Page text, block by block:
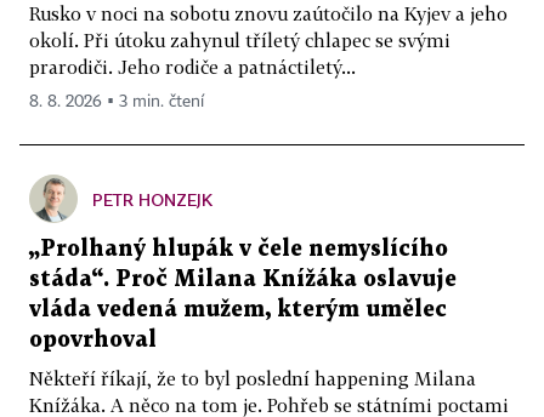
Rusko v noci na sobotu znovu zaútočilo na Kyjev a jeho
okolí. Při útoku zahynul tříletý chlapec se svými
prarodiči. Jeho rodiče a patnáctiletý...
8. 8. 2026 ▪ 3 min. čtení
PETR HONZEJK
„Prolhaný hlupák v čele nemyslícího
stáda“. Proč Milana Knížáka oslavuje
vláda vedená mužem, kterým umělec
opovrhoval
Někteří říkají, že to byl poslední happening Milana
Knížáka. A něco na tom je. Pohřeb se státními poctami